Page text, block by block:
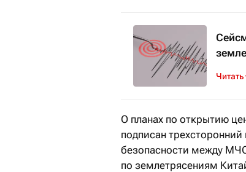
Читать
О планах по открытию
подписан
безопасности между
по землетрясениям